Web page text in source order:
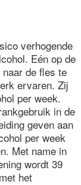
verhogende
Eén op de
de fles te
ervaren. Zij
per week.
in de
geven aan
per week
Met name in
wordt 39
het